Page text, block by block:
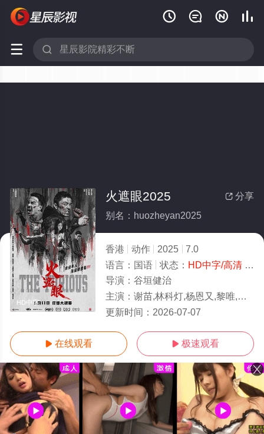
   
 
HD中字
 分享
火遮眼2025
别名：huozheyan2025
香港 动作 2025
7.0
语言： 国语 状态： HD中字/高清- 免费在线观看
导演： 谷垣健治
主演： 谢苗,林科灯,杨恩又,黎唯,岩永丞威,萨哈贾克·波斯安
更新时间： 2026-07-07
 在线观看  极速观看